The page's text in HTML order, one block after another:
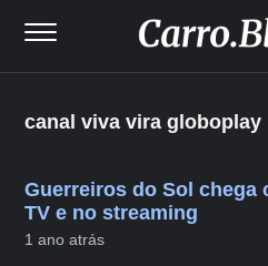
canal viva vira globoplay
Guerreiros do Sol chega
TV e no streaming
1 ano atrás